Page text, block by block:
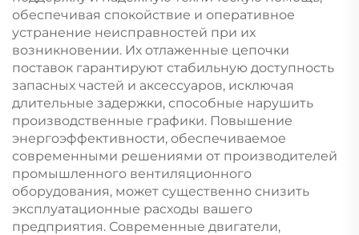
обеспечивая спокойствие и оперативное
устранение неисправностей при их
возникновении. Их отлаженные цепочки
поставок гарантируют стабильную доступность
запасных частей и аксессуаров, исключая
длительные задержки, способные нарушить
производственные графики. Повышение
энергоэффективности, обеспечиваемое
современными решениями от производителей
промышленного вентиляционного
оборудования, может существенно снизить
эксплуатационные расходы вашего
предприятия. Современные двигатели,